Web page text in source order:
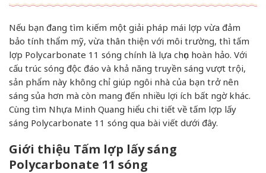
Nếu bạn đang tìm kiếm một giải pháp mái lợp vừa đảm
bảo tính thẩm mỹ, vừa thân thiện với môi trường, thì tấm
lợp Polycarbonate 11 sóng chính là lựa chọn hoàn hảo. Với
cấu trúc sóng độc đáo và khả năng truyền sáng vượt trội,
sản phẩm này không chỉ giúp ngôi nhà của bạn trở nên
sáng sủa hơn mà còn mang đến nhiều lợi ích bất ngờ khác.
Cùng tìm Nhựa Minh Quang hiểu chi tiết về tấm lợp lấy
sáng Polycarbonate 11 sóng qua bài viết dưới đây.
Giới thiệu Tấm lợp lấy sáng
Polycarbonate 11 sóng